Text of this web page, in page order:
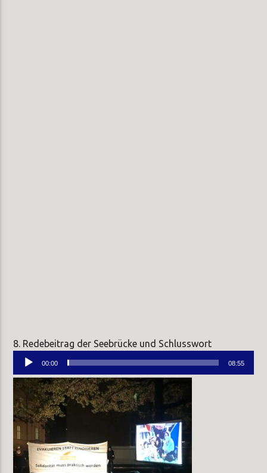
8. Redebeitrag der Seebrücke und Schlusswort
Audio-
00:00 08:55